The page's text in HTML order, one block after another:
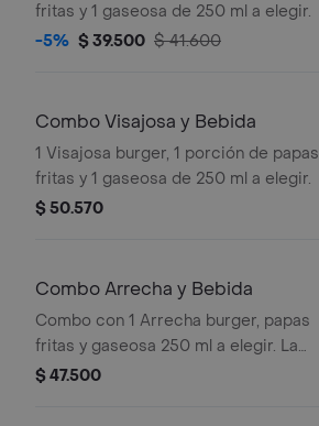
fritas y 1 gaseosa de 250 ml a elegir.
-5% $ 39.500 $ 41.600
Combo Visajosa y Bebida
1 Visajosa burger, 1 porción de papas
fritas y 1 gaseosa de 250 ml a elegir.
$ 50.570
Combo Arrecha y Bebida
Combo con 1 Arrecha burger, papas
fritas y gaseosa 250 ml a elegir. La
hamburguesa incluye carne, queso,
$ 47.500